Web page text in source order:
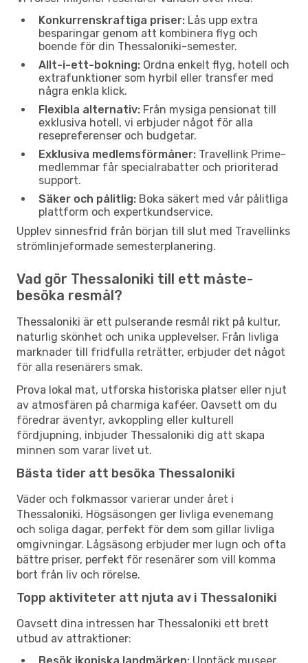
Konkurrenskraftiga priser: Lås upp extra
besparingar genom att kombinera flyg och
boende för din Thessaloniki-semester.
Allt-i-ett-bokning: Ordna enkelt flyg, hotell och
extrafunktioner som hyrbil eller transfer med
några enkla klick.
Flexibla alternativ: Från mysiga pensionat till
exklusiva hotell, vi erbjuder något för alla
resepreferenser och budgetar.
Exklusiva medlemsförmåner: Travellink Prime-
medlemmar får specialrabatter och prioriterad
support.
Säker och pålitlig: Boka säkert med vår pålitliga
plattform och expertkundservice.
Upplev sinnesfrid från början till slut med Travellinks
strömlinjeformade semesterplanering.
Vad gör Thessaloniki till ett måste-
besöka resmål?
Thessaloniki är ett pulserande resmål rikt på kultur,
naturlig skönhet och unika upplevelser. Från livliga
marknader till fridfulla reträtter, erbjuder det något
för alla resenärers smak.
Prova lokal mat, utforska historiska platser eller njut
av atmosfären på charmiga kaféer. Oavsett om du
föredrar äventyr, avkoppling eller kulturell
fördjupning, inbjuder Thessaloniki dig att skapa
minnen som varar livet ut.
Bästa tider att besöka Thessaloniki
Väder och folkmassor varierar under året i
Thessaloniki. Högsäsongen ger livliga evenemang
och soliga dagar, perfekt för dem som gillar livliga
omgivningar. Lågsäsong erbjuder mer lugn och ofta
bättre priser, perfekt för resenärer som vill komma
bort från liv och rörelse.
Topp aktiviteter att njuta av i Thessaloniki
Oavsett dina intressen har Thessaloniki ett brett
utbud av attraktioner: